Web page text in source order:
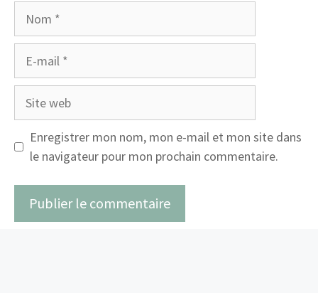
Site
Enregistrer mon nom, mon e-mail et mon site dans
le navigateur pour mon prochain commentaire.